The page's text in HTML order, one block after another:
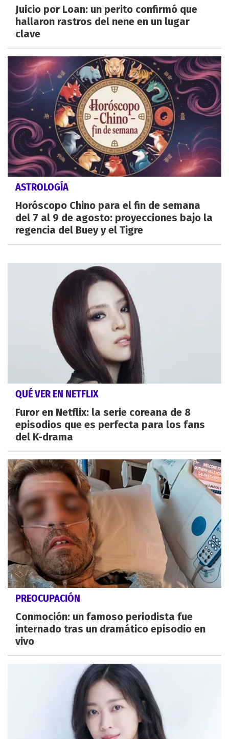
Juicio por Loan: un perito confirmó que
hallaron rastros del nene en un lugar
clave
ASTROLOGÍA
Horóscopo Chino para el fin de semana
del 7 al 9 de agosto: proyecciones bajo la
regencia del Buey y el Tigre
QUÉ VER EN NETFLIX
Furor en Netflix: la serie coreana de 8
episodios que es perfecta para los fans
del K-drama
PREOCUPACIÓN
Conmoción: un famoso periodista fue
internado tras un dramático episodio en
vivo